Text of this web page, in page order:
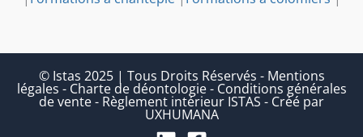
© Istas 2025 | Tous Droits Réservés - Mentions
légales - Charte de déontologie- Conditions générales
de vente- Règlement intérieur ISTAS - Créé par
UXHUMANA